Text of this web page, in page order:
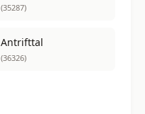
(35287)
Antrifttal
(36326)